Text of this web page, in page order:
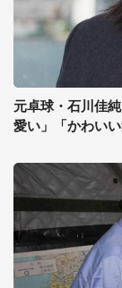
元卓球・石川佳
愛い」「かわい